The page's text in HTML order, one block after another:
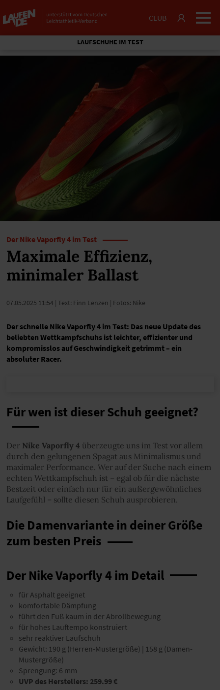
CLUB
LAUFSCHUHE IM TEST
Der Nike Vaporfly 4 im Test
Maximale Effizienz,
minimaler Ballast
07.05.2025 11:54| Text: Finn Lenzen | Fotos: Nike
Der schnelle Nike Vaporfly 4 im Test: Das neue Update des
beliebten Wettkampfschuhs ist leichter, effizienter und
kompromisslos auf Geschwindigkeit getrimmt – ein
absoluter Racer.
Für wen ist dieser Schuh geeignet?
Der Nike Vaporfly 4 überzeugte uns im Test vor allem
durch den gelungenen Spagat aus Minimalismus und
maximaler Performance. Wer auf der Suche nach einem
echten Wettkampfschuh ist – egal ob für die nächste
Bestzeit oder einfach nur für ein außergewöhnliches
Laufgefühl – sollte diesen Schuh ausprobieren.
Die Damenvariante in deiner Größe
zum besten Preis
Der Nike Vaporfly 4 im Detail
für Asphalt geeignet
komfortable Dämpfung
führt den Fuß kaum in der Abrollbewegung
für hohes Lauftempo konstruiert
sehr reaktiver Laufschuh
Gewicht: 190 g (Herren-Mustergröße) | 158 g (Damen-
Mustergröße)
Sprengung: 6 mm
UVP des Herstellers: 259.99 €